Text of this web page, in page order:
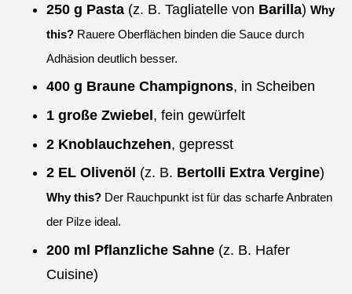
250 g Pasta (z. B. Tagliatelle von Barilla) Why
this? Rauere Oberflächen binden die Sauce durch
Adhäsion deutlich besser.
400 g Braune Champignons, in Scheiben
1 große Zwiebel, fein gewürfelt
2 Knoblauchzehen, gepresst
2 EL Olivenöl (z. B. Bertolli Extra Vergine)
Why this? Der Rauchpunkt ist für das scharfe Anbraten
der Pilze ideal.
200 ml Pflanzliche Sahne (z. B. Hafer
Cuisine)